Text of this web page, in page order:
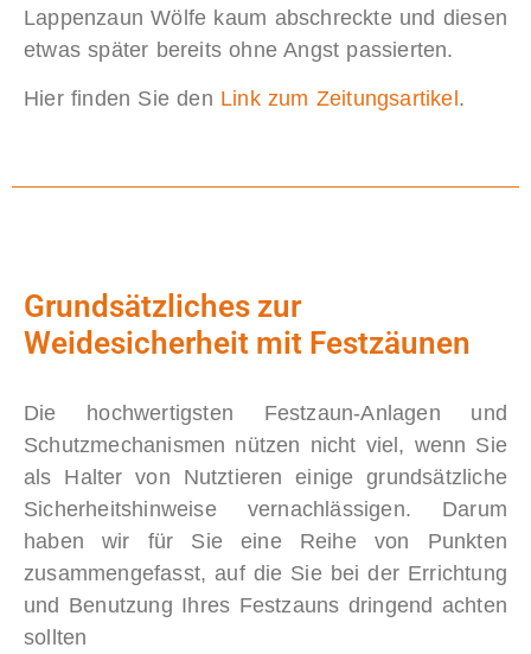
Lappenzaun Wölfe kaum abschreckte und diesen
etwas später bereits ohne Angst passierten.
Hier finden Sie den Link zum Zeitungsartikel .
Grundsätzliches zur
Weidesicherheit mit Festzäunen
Die hochwertigsten Festzaun-Anlagen und
Schutzmechanismen nützen nicht viel, wenn Sie
als Halter von Nutztieren einige grundsätzliche
Sicherheitshinweise vernachlässigen. Darum
haben wir für Sie eine Reihe von Punkten
zusammengefasst, auf die Sie bei der Errichtung
und Benutzung Ihres Festzauns dringend achten
sollten